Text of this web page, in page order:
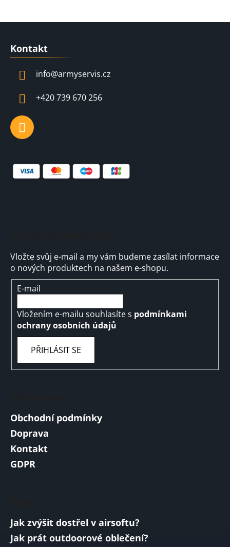
Z
Kontakt
info@armyservis.cz
+420 739 670 256
Vložte svůj e-mail a my vám budeme zasílat informace
o nových produktech na našem e-shopu.
E-mail
Vložením e-mailu souhlasíte s podmínkami
ochrany osobních údajů
PŘIHLÁSIT SE
Obchodní podmínky
Doprava
Kontakt
GDPR
Jak zvýšit dostřel v airsoftu?
Jak prát outdoorové oblečení?